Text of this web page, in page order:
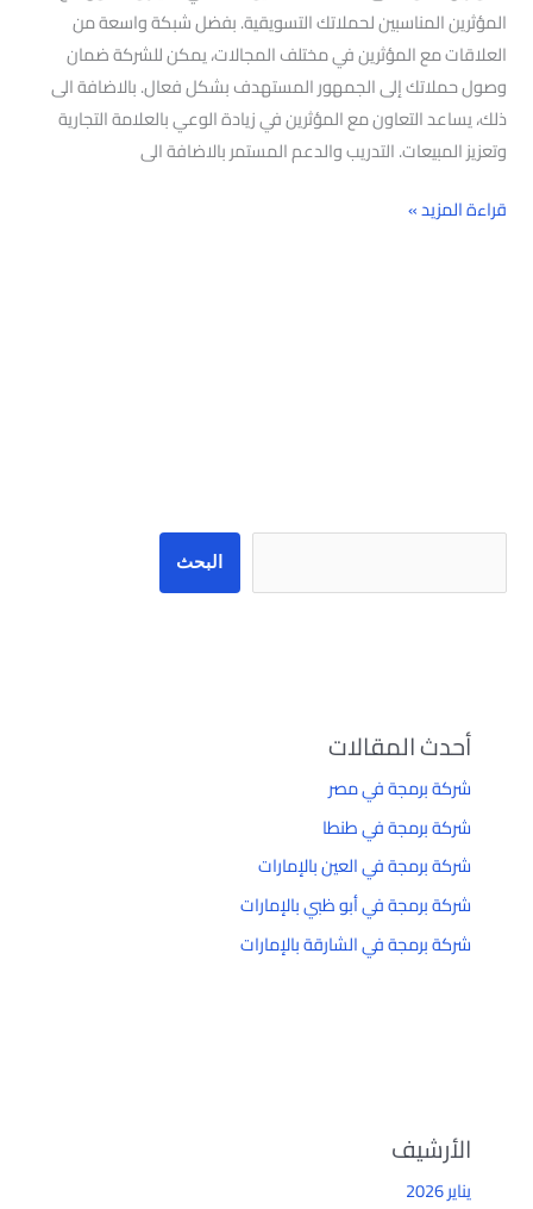
المؤثرين المناسبين لحملاتك التسويقية. بفضل شبكة واسعة من
العلاقات مع المؤثرين في مختلف المجالات، يمكن للشركة ضمان
وصول حملاتك إلى الجمهور المستهدف بشكل فعال. بالاضافة الى
ذلك، يساعد التعاون مع المؤثرين في زيادة الوعي بالعلامة التجارية
وتعزيز المبيعات. التدريب والدعم المستمر بالاضافة الى
قراءة المزيد »
البحث
أحدث المقالات
شركة برمجة في مصر
شركة برمجة في طنطا
شركة برمجة في العين بالإمارات
شركة برمجة في أبو ظبي بالإمارات
شركة برمجة في الشارقة بالإمارات
الأرشيف
يناير 2026